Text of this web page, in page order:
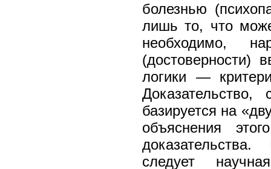
болезнью
лишь то, что
необходимо,
(достоверности)
логики —
базируется на
объяснения
следует